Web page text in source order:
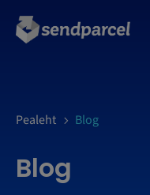
Pealeht Blog
Blog